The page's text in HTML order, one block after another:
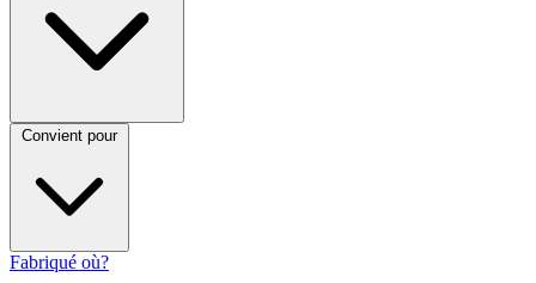
Convient pour
Fabriqué où?